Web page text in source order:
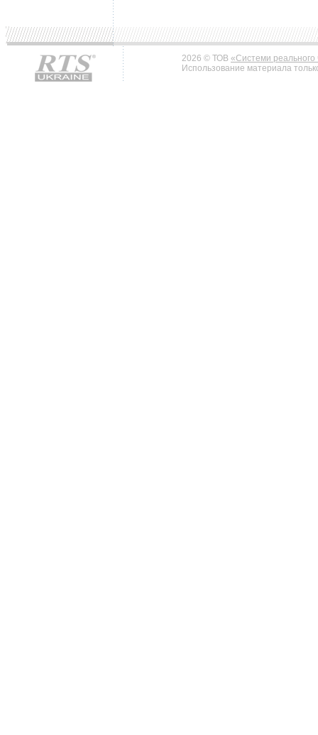
2026 © ТОВ «Системи реального
Использование материала